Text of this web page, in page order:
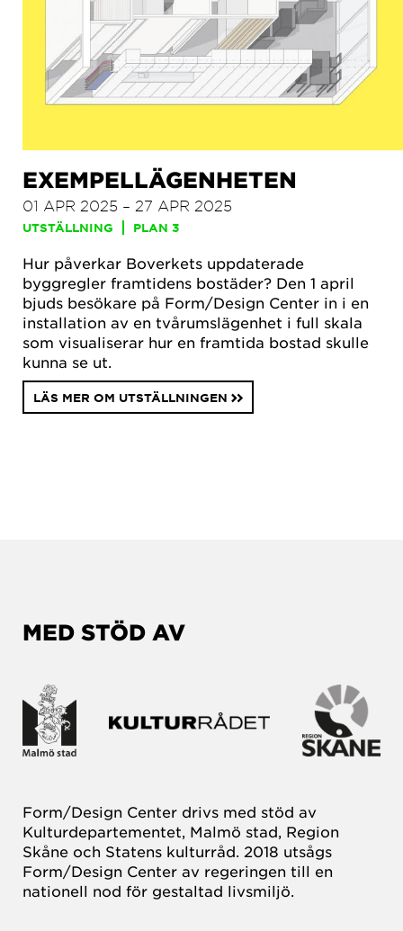
EXEMPELLÄGENHETEN
01 APR 2025 – 27 APR 2025
UTSTÄLLNING PLAN 3
Hur påverkar Boverkets uppdaterade
byggregler framtidens bostäder? Den 1 april
bjuds besökare på Form/Design Center in i en
installation av en tvårumslägenhet i full skala
som visualiserar hur en framtida bostad skulle
kunna se ut.
LÄS MER OM UTSTÄLLNINGEN
MED STÖD AV
Form/Design Center drivs med stöd av
Kulturdepartementet, Malmö stad, Region
Skåne och Statens kulturråd. 2018 utsågs
Form/Design Center av regeringen till en
nationell nod för gestaltad livsmiljö.